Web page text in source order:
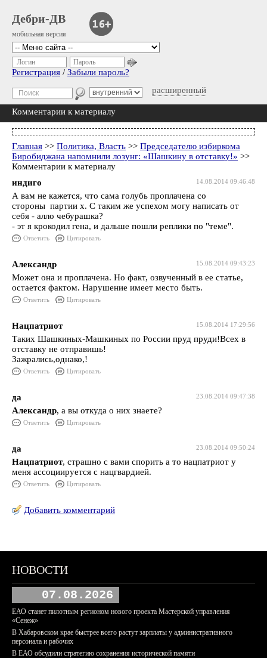
Дебри-ДВ
мобильная версия
расширенный
Логин Пароль
Регистрация / Забыли пароль?
Комментарии к материалу
Главная >> Политика, Власть >> Председателю избиркома
Биробиджана напомнили лозунг: «Шашкину в отставку!» >>
Комментарии к материалу
14.08.2014 09:46:48
индиго
А вам не кажется, что сама голубь проплачена со
стороны партии х. С таким же успехом могу написать от
себя - алло чебурашка?
- эт я крокодил гена, и дальше пошли реплики по "теме".
Ответить Цитировать
15.08.2014 09:43:23
Александр
Может она и проплачена. Но факт, озвученный в ее статье,
остается фактом. Нарушение имеет место быть.
Ответить Цитировать
15.08.2014 17:29:56
Нацпатриот
Таких Шашкиных-Машкиных по России пруд пруди!Всех в
отставку не отправишь!
Зажрались,однако,!
Ответить Цитировать
23.08.2014 09:47:38
да
Александр, а вы откуда о них знаете?
Ответить Цитировать
23.08.2014 09:50:24
да
Нацпатриот, страшно с вами спорить а то нацпатриот у
меня ассоциируется с нацгвардией.
Ответить Цитировать
Добавить комментарий
НОВОСТИ
07.08.2026
ЕАО станет пилотным регионом нового проекта Мастерской управления
«Сенеж»
В Хабаровском крае быстрее всего растут зарплаты у административного
персонала и рабочих
В ЕАО обсудили стратегию сохранения исторической памяти